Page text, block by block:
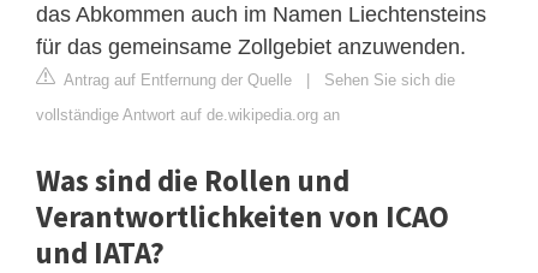
das Abkommen auch im Namen Liechtensteins
für das gemeinsame Zollgebiet anzuwenden.
Antrag auf Entfernung der Quelle | Sehen Sie sich die
vollständige Antwort auf de.wikipedia.org an
Was sind die Rollen und
Verantwortlichkeiten von ICAO
und IATA?